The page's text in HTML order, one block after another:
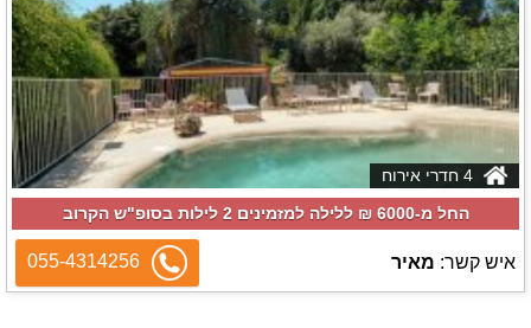
החל מ-‏6000 ₪ ללילה למזמינים 2 לילות בסופ"ש הקרוב
איש קשר: מאיר 055-4314256